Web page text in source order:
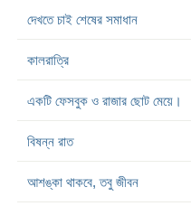
দেখতে চাই শেষের সমাধান
কালরাত্রি
একটি ফেসবুক ও রাজার ছোট মেয়ে।
বিষন্ন রাত
আশঙ্কা থাকবে, তবু জীবন